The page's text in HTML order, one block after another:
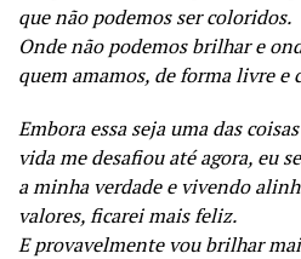
que não podemos ser coloridos.
Onde não podemos brilhar e
quem amamos, de forma livre e
Embora essa seja uma das
vida me desafiou até agora, eu
a minha verdade e vivendo
valores, ficarei mais feliz.
E provavelmente vou brilhar